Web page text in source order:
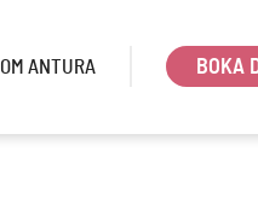
OM ANTURA BOKA